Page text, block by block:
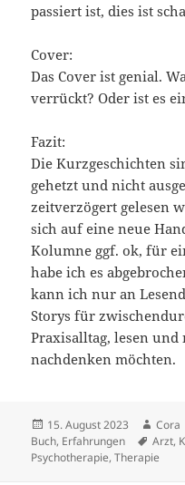
passiert ist, dies ist
Cover:
Das Cover ist genial.
verrückt? Oder ist es
Fazit:
Die Kurzgeschichten
gehetzt und nicht
zeitverzögert gelesen
sich auf eine neue
Kolumne ggf. ok, für
habe ich es
kann ich nur an
Storys für
Praxisalltag, lesen
nachdenken möchten.
Veröffentlicht
am
15. August 2023 Autor
Cora
Buch, Erfahrungen Arzt,
Psychotherapie,Therapie